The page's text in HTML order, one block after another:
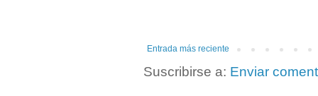
Entrada más reciente
Suscribirse a: Enviar